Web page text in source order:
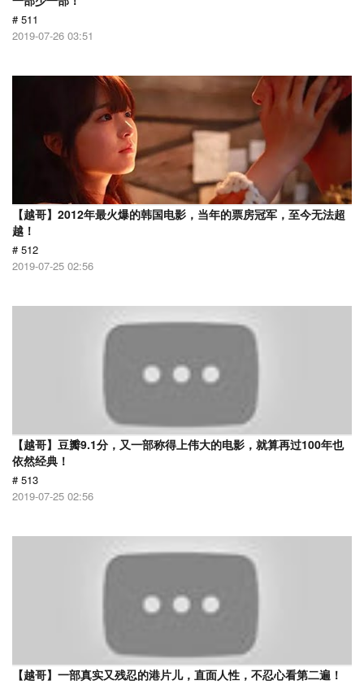
# 511
2019-07-26 03:51
【越哥】2012年最火爆的韩国电影，当年的票房冠军，至今无法超
越！
# 512
2019-07-25 02:56
【越哥】豆瓣9.1分，又一部称得上伟大的电影，就算再过100年也
依然经典！
# 513
2019-07-25 02:56
【越哥】一部真实又残忍的港片儿，直面人性，不忍心看第二遍！